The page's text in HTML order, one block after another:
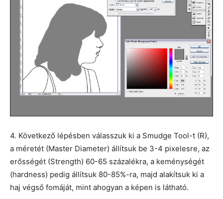
4. Következő lépésben válasszuk ki a Smudge Tool-t (R),
a méretét (Master Diameter) állítsuk be 3-4 pixelesre, az
erősségét (Strength) 60-65 százalékra, a keménységét
(hardness) pedig állítsuk 80-85%-ra, majd alakítsuk ki a
haj végső fomáját, mint ahogyan a képen is látható.